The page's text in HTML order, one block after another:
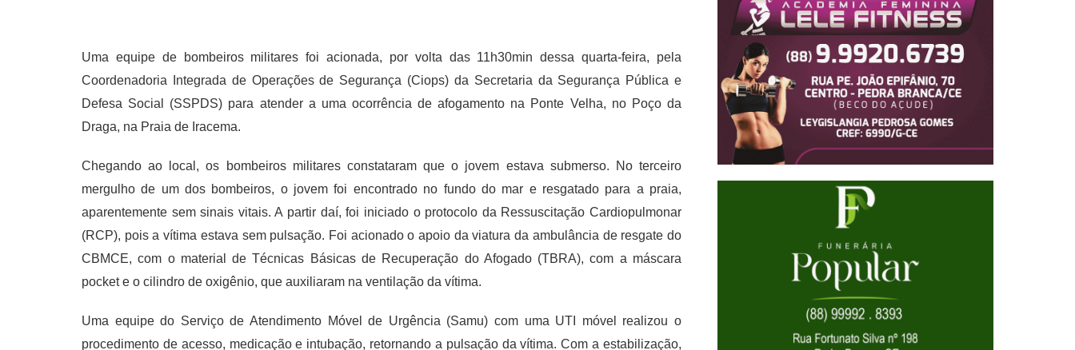
Uma equipe de bombeiros militares foi acionada, por volta das 11h30min dessa quarta-feira, pela
Coordenadoria Integrada de Operações de Segurança (Ciops) da Secretaria da Segurança Pública e
Defesa Social (SSPDS) para atender a uma ocorrência de afogamento na Ponte Velha, no Poço da
Draga, na Praia de Iracema.
Chegando ao local, os bombeiros militares constataram que o jovem estava submerso. No terceiro
mergulho de um dos bombeiros, o jovem foi encontrado no fundo do mar e resgatado para a praia,
aparentemente sem sinais vitais. A partir daí, foi iniciado o protocolo da Ressuscitação Cardiopulmonar
(RCP), pois a vítima estava sem pulsação. Foi acionado o apoio da viatura da ambulância de resgate do
CBMCE, com o material de Técnicas Básicas de Recuperação do Afogado (TBRA), com a máscara
pocket e o cilindro de oxigênio, que auxiliaram na ventilação da vítima.
Uma equipe do Serviço de Atendimento Móvel de Urgência (Samu) com uma UTI móvel realizou o
procedimento de acesso, medicação e intubação, retornando a pulsação da vítima. Com a estabilização,